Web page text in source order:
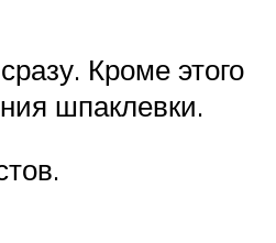
Кроме этого
шпаклевки.